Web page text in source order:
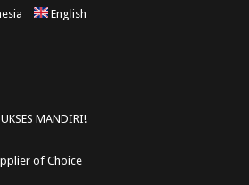
English
MANDIRI!
of Choice